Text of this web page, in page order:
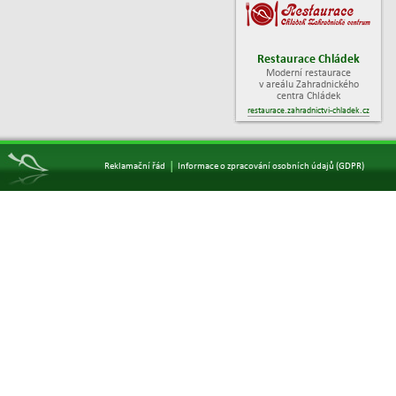
Restaurace Chládek
Moderní restaurace
v areálu Zahradnického
centra Chládek
restaurace.zahradnictvi-chladek.cz
Reklamační řád Informace o zpracování osobních údajů (GDPR)